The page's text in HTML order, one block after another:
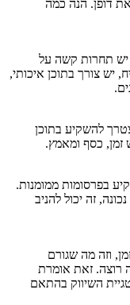
דופן. הנה כמה
יש תחרות קשה על
צורך בתוכן איכותי,
להשקיע בתוכן
זמן, כסף ומאמץ.
בפרסומות ממומנות.
זה יכול להניב
וזה מה שגורם
רוצה. זאת אומרת
השיווק בהתאם